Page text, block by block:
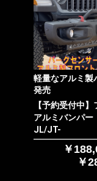
軽量なアルミ製
発売
【予約受付中】
アルミバンパ
JL/JT-
￥
￥